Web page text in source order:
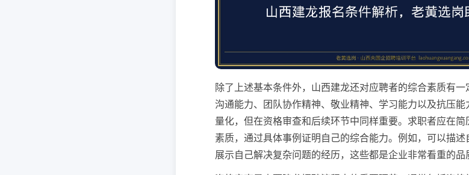
除了上述基本条件外，山西建龙还对应聘者的综合素质有
沟通能力、团队协作精神、敬业精神、学习能力以及抗压
量化，但在资格审查和后续环节中同样重要。求职者应在
素质，通过具体事例证明自己的综合能力。例如，可以描
展示自己解决复杂问题的经历，这些都是企业非常看重的品